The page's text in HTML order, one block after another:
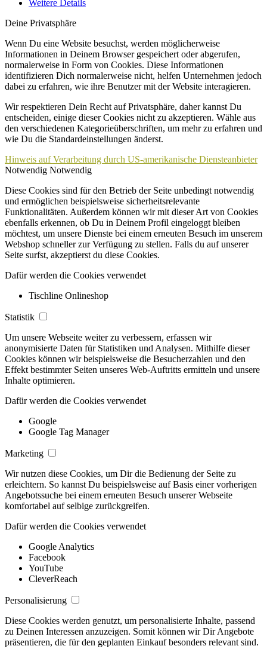
Weitere Details
Deine Privatsphäre
Wenn Du eine Website besuchst, werden möglicherweise
Informationen in Deinem Browser gespeichert oder abgerufen,
normalerweise in Form von Cookies. Diese Informationen
identifizieren Dich normalerweise nicht, helfen Unternehmen jedoch
dabei zu erfahren, wie ihre Benutzer mit der Website interagieren.
Wir respektieren Dein Recht auf Privatsphäre, daher kannst Du
entscheiden, einige dieser Cookies nicht zu akzeptieren. Wähle aus
den verschiedenen Kategorieüberschriften, um mehr zu erfahren und
wie Du die Standardeinstellungen änderst.
Hinweis auf Verarbeitung durch US-amerikanische Diensteanbieter
Notwendig Notwendig
Diese Cookies sind für den Betrieb der Seite unbedingt notwendig
und ermöglichen beispielsweise sicherheitsrelevante
Funktionalitäten. Außerdem können wir mit dieser Art von Cookies
ebenfalls erkennen, ob Du in Deinem Profil eingeloggt bleiben
möchtest, um unsere Dienste bei einem erneuten Besuch im unserem
Webshop schneller zur Verfügung zu stellen. Falls du auf unserer
Seite surfst, akzeptierst du diese Cookies.
Dafür werden die Cookies verwendet
Tischline Onlineshop
Statistik
Um unsere Webseite weiter zu verbessern, erfassen wir
anonymisierte Daten für Statistiken und Analysen. Mithilfe dieser
Cookies können wir beispielsweise die Besucherzahlen und den
Effekt bestimmter Seiten unseres Web-Auftritts ermitteln und unsere
Inhalte optimieren.
Dafür werden die Cookies verwendet
Google
Google Tag Manager
Marketing
Wir nutzen diese Cookies, um Dir die Bedienung der Seite zu
erleichtern. So kannst Du beispielsweise auf Basis einer vorherigen
Angebotssuche bei einem erneuten Besuch unserer Webseite
komfortabel auf selbige zurückgreifen.
Dafür werden die Cookies verwendet
Google Analytics
Facebook
YouTube
CleverReach
Personalisierung
Diese Cookies werden genutzt, um personalisierte Inhalte, passend
zu Deinen Interessen anzuzeigen. Somit können wir Dir Angebote
präsentieren, die für den geplanten Einkauf besonders relevant sind.